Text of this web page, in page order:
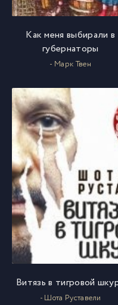
Как меня выбирали в
губернаторы
- Марк Твен
Витязь в тигровой
- Шота Руставели